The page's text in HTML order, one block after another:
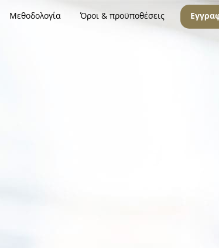
Μεθοδολογία Όροι & προϋποθέσεις